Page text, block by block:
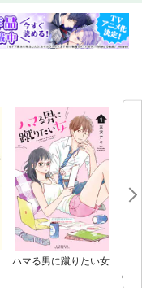
ハマる男に蹴りたい女
の